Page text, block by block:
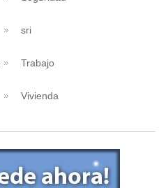
sri
Trabajo
Vivienda